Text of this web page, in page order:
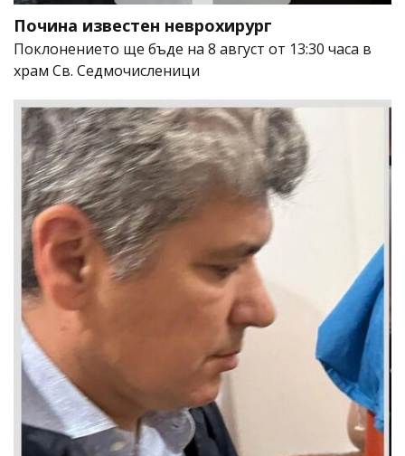
Почина известен неврохирург
Поклонението ще бъде на 8 август от 13:30 часа в
храм Св. Седмочисленици